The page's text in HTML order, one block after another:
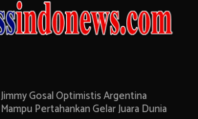
Jimmy Gosal Optimistis Argentina
Mampu Pertahankan Gelar Juara Dunia